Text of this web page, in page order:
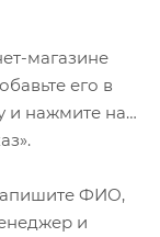
HG-X МТБ
магазине
его в
и нажмите на
ФИО,
и